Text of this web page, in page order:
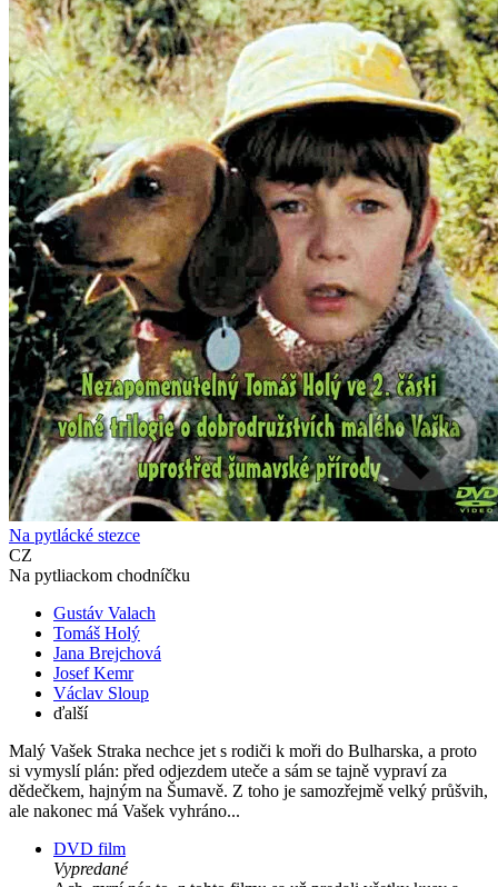
Na pytlácké stezce
CZ
Na pytliackom chodníčku
Gustáv Valach
Tomáš Holý
Jana Brejchová
Josef Kemr
Václav Sloup
ďalší
Malý Vašek Straka nechce jet s rodiči k moři do Bulharska, a proto
si vymyslí plán: před odjezdem uteče a sám se tajně vypraví za
dědečkem, hajným na Šumavě. Z toho je samozřejmě velký průšvih,
ale nakonec má Vašek vyhráno...
DVD film
Vypredané